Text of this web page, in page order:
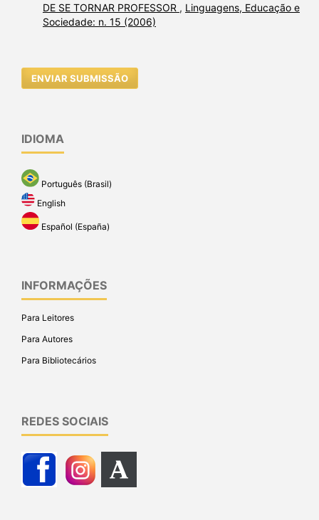
DE SE TORNAR PROFESSOR , Linguagens, Educação e
Sociedade: n. 15 (2006)
ENVIAR SUBMISSÃO
IDIOMA
Português (Brasil)
English
Español (España)
INFORMAÇÕES
Para Leitores
Para Autores
Para Bibliotecários
REDES SOCIAIS